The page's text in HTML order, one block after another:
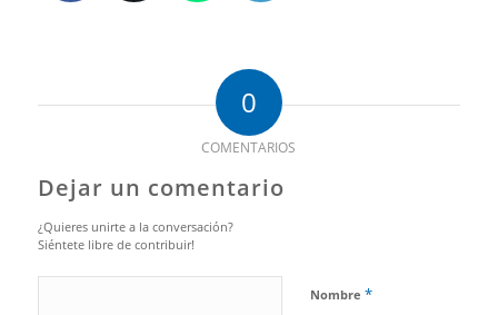
0
COMENTARIOS
Dejar un comentario
¿Quieres unirte a la conversación?
Siéntete libre de contribuir!
Nombre *